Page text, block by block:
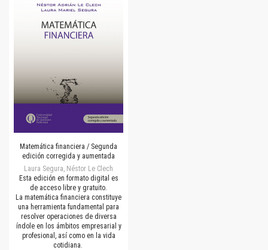
Matemática financiera / Segunda
edición corregida y aumentada
Laura Segura, Néstor Le Clech
Esta edición en formato digital es
de acceso libre y gratuito.
La matemática financiera constituye
una herramienta fundamental para
resolver operaciones de diversa
índole en los ámbitos empresarial y
profesional, así como en la vida
cotidiana.